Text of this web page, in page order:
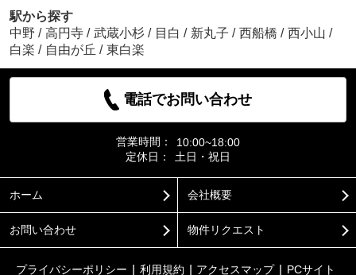
駅から探す
中野 / 高円寺 / 武蔵小杉 / 目白 / 新丸子 / 西船橋 / 西小山 /
白楽 / 自由が丘 / 東白楽
電話でお問い合わせ
営業時間：
10:00~18:00
定休日：
土日・祝日
ホーム 会社概要
お問い合わせ 物件リクエスト
プライバシーポリシー 利用規約 アクセスマップ PCサイト